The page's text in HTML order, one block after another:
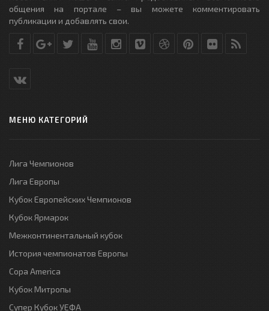
общения на портале – вы можете комментировать
публикации и добавлять свои.
МЕНЮ КАТЕГОРИЙ
Лига Чемпионов
Лига Европы
Кубок Европейских Чемпионов
Кубок Ярмарок
Межконтинентальный кубок
История чемпионатов Европы
Copa America
Кубок Митропы
Супер Кубок УЕФА